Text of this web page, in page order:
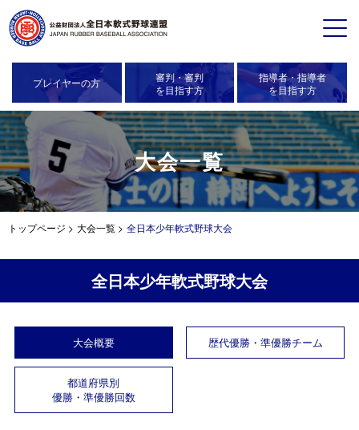
プレイヤーの方
審判・審判
を目指す方
指導者・指導者
を目指す方
大会一覧
トップページ > 大会一覧 > 全日本少年軟式野球大会
全日本少年軟式野球大会
大会概要 歴代優勝・準優勝チーム
都道府県別
優勝・準優勝回数